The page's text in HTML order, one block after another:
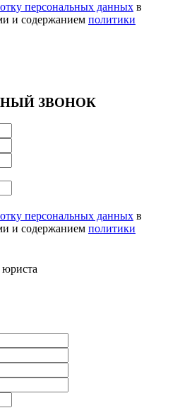
персональных данных в
и содержанием политики
ЗВОНОК
персональных данных в
и содержанием политики
юриста